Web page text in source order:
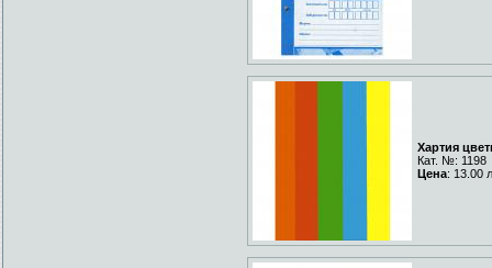
Хартия
Кат. №: 1198
Цена: 13.00